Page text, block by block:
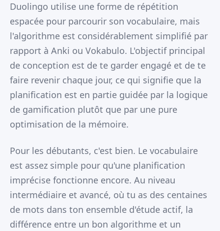
Duolingo utilise une forme de répétition
espacée pour parcourir son vocabulaire, mais
l'algorithme est considérablement simplifié par
rapport à Anki ou Vokabulo. L'objectif principal
de conception est de te garder engagé et de te
faire revenir chaque jour, ce qui signifie que la
planification est en partie guidée par la logique
de gamification plutôt que par une pure
optimisation de la mémoire.
Pour les débutants, c'est bien. Le vocabulaire
est assez simple pour qu'une planification
imprécise fonctionne encore. Au niveau
intermédiaire et avancé, où tu as des centaines
de mots dans ton ensemble d'étude actif, la
différence entre un bon algorithme et un